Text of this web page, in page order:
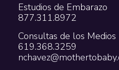
Estudios de Embarazo
877.311.8972
Consultas de los Medios
619.368.3259